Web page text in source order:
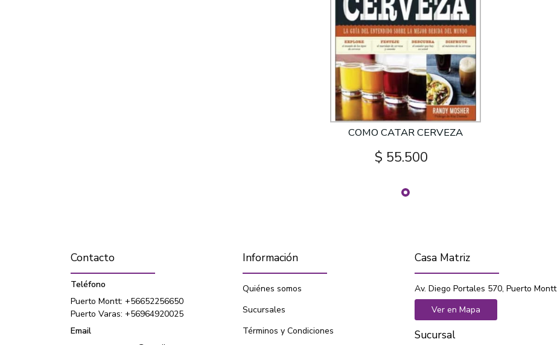
COMO CATAR CERVEZA
$ 55.500
Contacto
Teléfono
Puerto Montt: +56652256650
Puerto Varas: +56964920025
Email
Información
Quiénes somos
Sucursales
Términos y Condiciones
Casa Matriz
Av. Diego Portales 570, Puerto Montt
Ver en Mapa
Sucursal